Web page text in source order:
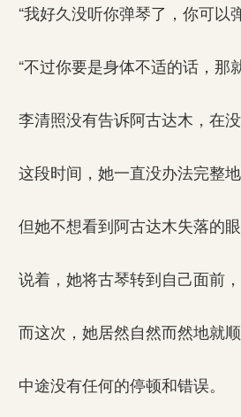
“我好久没听你弹琴了，你可以
“不过你要是身体不适的话，那
李清照没有告诉阿古达木，在
这段时间，她一直没办法完整
但她不想看到阿古达木失落的
说着，她将古琴转到自己面前，
而这次，她居然自然而然地就顺
中途没有任何的停顿和错误。